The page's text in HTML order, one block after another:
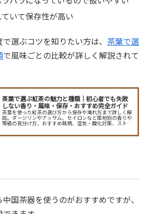
いて保存性が高い
選ぶコツを知りたい方は、 茶葉で選
で風味ごとの比較が詳しく解説されて
茶葉で選ぶ紅茶の魅力と種類｜初心者でも失敗
しない香り・風味・保存・おすすめ完全ガイド
茶葉を使った紅茶の選び方から保存や淹れ方まで詳しく解
説。ダージリンやアッサム、セイロンなど産地別の香りや
等級の見分け方、おすすめ銘柄、湿気・酸化対策、ストレ
を手軽に楽しめるポイントをまとめました。初心者が迷わ
国茶器を使うのがおすすめですが、